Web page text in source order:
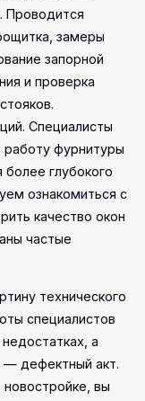
Проводится
замеры
запорной
и проверка
Специалисты
фурнитуры
глубокого
ознакомиться с
качество окон
частые
технического
специалистов
а
— дефектный акт.
новостройке, вы